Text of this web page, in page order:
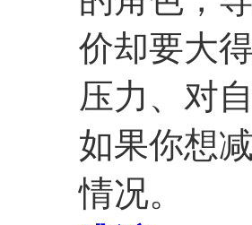
价却要大
压力、对
如果你想
情况。